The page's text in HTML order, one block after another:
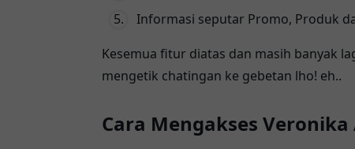
Informasi seputar Promo, Produk
Kesemua fitur diatas dan masih banyak
mengetik chatingan ke gebetan lho! eh..
Cara Mengakses